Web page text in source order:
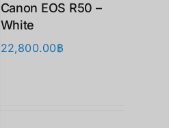
Canon EOS R50 –
White
22,800.00฿